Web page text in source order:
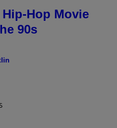
Hop Movie
90s